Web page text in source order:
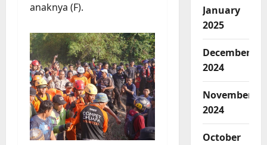
anaknya (F).
January
2025
December
2024
November
2024
October